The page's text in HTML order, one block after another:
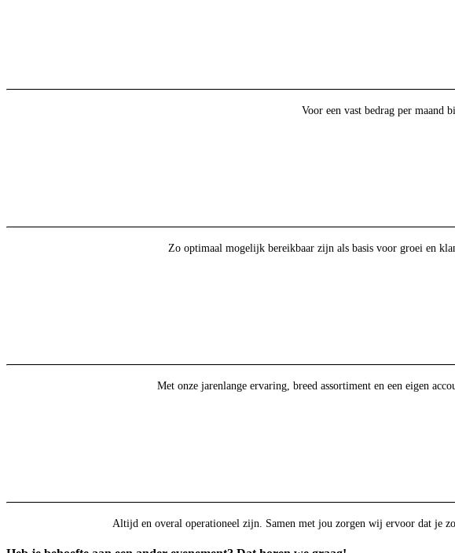
Voor een vast bedrag per maand
Zo optimaal mogelijk bereikbaar zijn als basis voor groei en
Met onze jarenlange ervaring, breed assortiment en een eigen
Altijd en overal operationeel zijn. Samen met jou zorgen wij ervoor dat je